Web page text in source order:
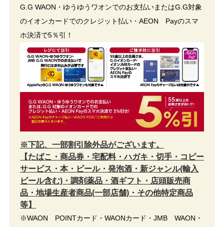
G.G WAON・ゆうゆうワオンでのお支払いまたはG.G対象
のイオンカードでのクレジット払い・AEON Payのスマ
ホ決済で5％引！
※下記、一部割引除外品がございます。
【たばこ・商品券・宅配料・ハガキ・切手・コピー
サービス・本・ビール・発泡酒・新ジャンル(輸入
ビール含む)・調剤薬品・酒ギフト・店頭販売商
品・地場生産者商品(一部店舗)・その他特定商品
等】
※WAON POINTカード・WAONカード・JMB WAON・